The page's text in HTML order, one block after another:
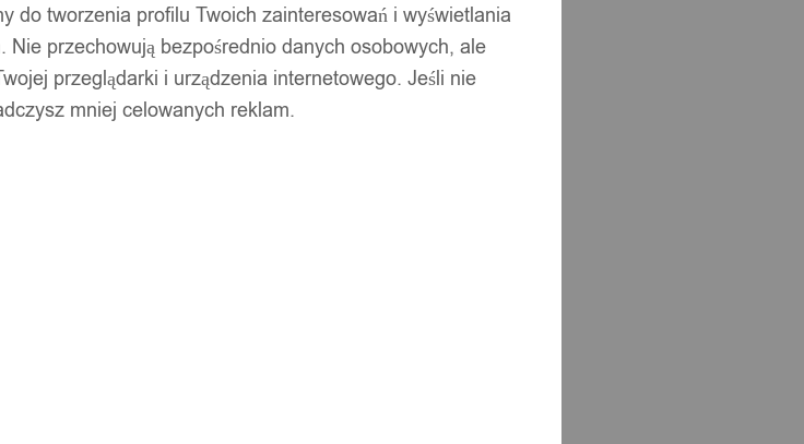
do tworzenia profilu Twoich zainteresowań i wyświetlania
przechowują bezpośrednio danych osobowych, ale
przeglądarki i urządzenia internetowego. Jeśli nie
mniej celowanych reklam.